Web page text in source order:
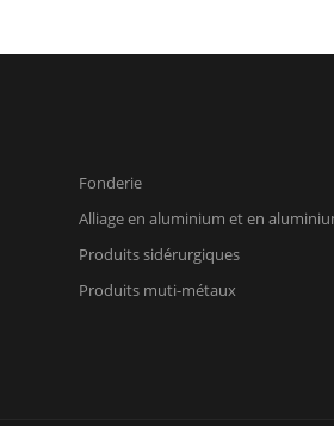
Fonderie
Alliage en aluminium et en
Produits sidérurgiques
Produits muti-métaux